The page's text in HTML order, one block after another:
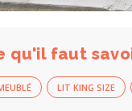
qu'il faut
LIT KING SIZE